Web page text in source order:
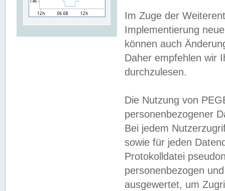
Im Zuge der
Implementierung
können auch
Daher empfehlen wir
durchzulesen.
Die Nutzung von
personenbezogener
Bei jedem
sowie für jeden
Protokolldatei
personenbezogen
ausgewertet, um